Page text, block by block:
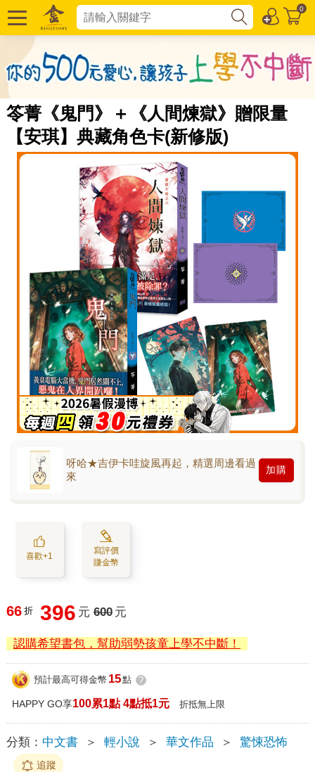
0
笭菁《鬼門》＋《人間煉獄》贈限量
【安琪】典藏角色卡(新修版)
呀哈★吉伊卡哇旋風再起，精選周邊看過
來
加購
喜歡+1
寫評價
賺金幣
66 折 396 元 600 元
認購希望書包，幫助弱勢孩童上學不中斷！
預計最高可得金幣 15點 ?
HAPPY GO享100累1點 4點抵1元 折抵無上限
分類： 中文書 ＞ 輕小說 ＞ 華文作品 ＞ 驚悚恐怖
追蹤